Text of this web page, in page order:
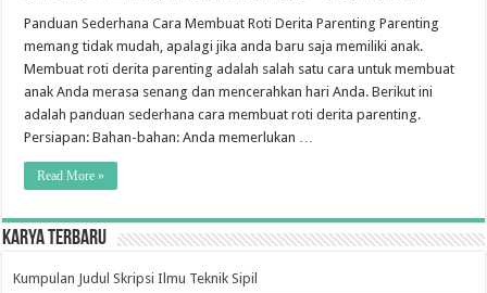
Sederhana
Cara
Membuat
Roti
Derita
Parenting
Panduan Sederhana Cara Membuat Roti Derita Parenting Parenting
memang tidak mudah, apalagi jika anda baru saja memiliki anak.
Membuat roti derita parenting adalah salah satu cara untuk membuat
anak Anda merasa senang dan mencerahkan hari Anda. Berikut ini
adalah panduan sederhana cara membuat roti derita parenting.
Persiapan: Bahan-bahan: Anda memerlukan …
Read More »
Karya Terbaru
Kumpulan Judul Skripsi Ilmu Teknik Sipil